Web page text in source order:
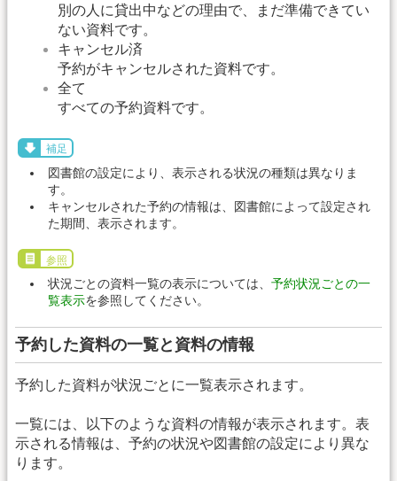
別の人に貸出中などの理由で、まだ準備できてい
ない資料です。
キャンセル済
予約がキャンセルされた資料です。
全て
すべての予約資料です。
補足
図書館の設定により、表示される状況の種類は異なりま
す。
キャンセルされた予約の情報は、図書館によって設定され
た期間、表示されます。
参照
状況ごとの資料一覧の表示については、 予約状況ごとの一
覧表示を参照してください。
予約した資料の一覧と資料の情報
予約した資料が状況ごとに一覧表示されます。
一覧には、以下のような資料の情報が表示されます。表
示される情報は、予約の状況や図書館の設定により異な
ります。